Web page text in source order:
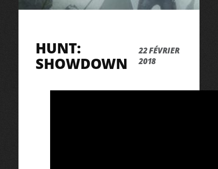
HUNT:
SHOWDOWN
22 FÉVRIER
2018